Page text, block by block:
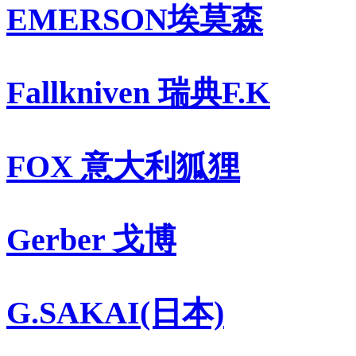
EMERSON埃莫森
Fallkniven 瑞典F.K
FOX 意大利狐狸
Gerber 戈博
G.SAKAI(日本)